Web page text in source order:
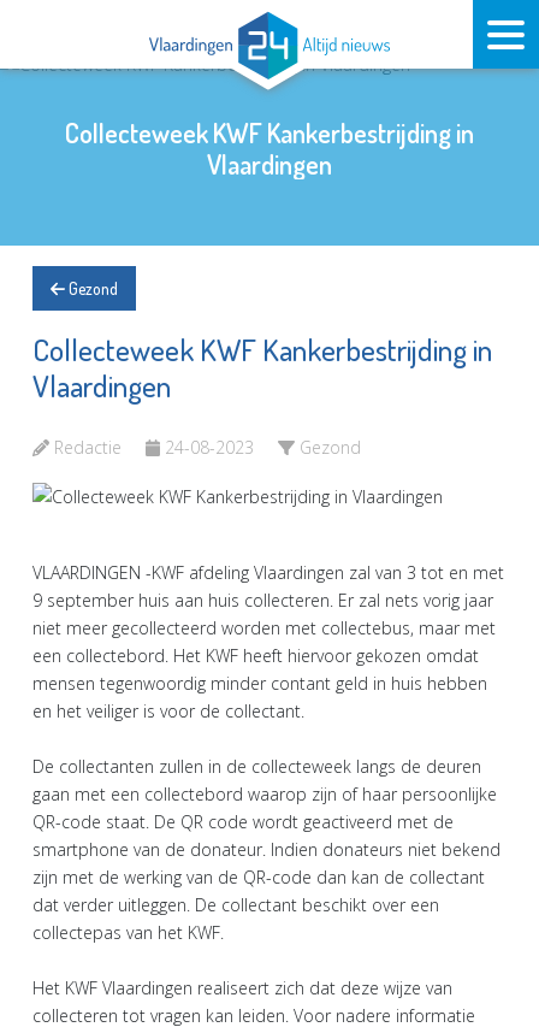
Collecteweek KWF Kankerbestrijding in
Vlaardingen
Gezond
Collecteweek KWF Kankerbestrijding in
Vlaardingen
Redactie 24-08-2023 Gezond
VLAARDINGEN -KWF afdeling Vlaardingen zal van 3 tot en met
9 september huis aan huis collecteren. Er zal nets vorig jaar
niet meer gecollecteerd worden met collectebus, maar met
een collectebord. Het KWF heeft hiervoor gekozen omdat
mensen tegenwoordig minder contant geld in huis hebben
en het veiliger is voor de collectant.
De collectanten zullen in de collecteweek langs de deuren
gaan met een collectebord waarop zijn of haar persoonlijke
QR-code staat. De QR code wordt geactiveerd met de
smartphone van de donateur. Indien donateurs niet bekend
zijn met de werking van de QR-code dan kan de collectant
dat verder uitleggen. De collectant beschikt over een
collectepas van het KWF.
Het KWF Vlaardingen realiseert zich dat deze wijze van
collecteren tot vragen kan leiden. Voor nadere informatie